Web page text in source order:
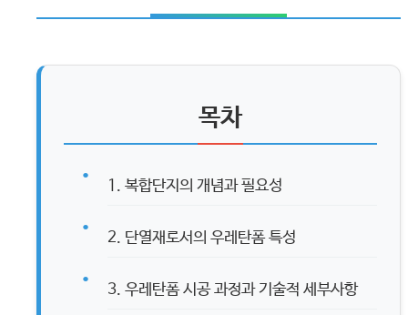
목차
1. 복합단지의 개념과 필요성
2. 단열재로서의 우레탄폼 특성
3. 우레탄폼 시공 과정과 기술적 세부사항